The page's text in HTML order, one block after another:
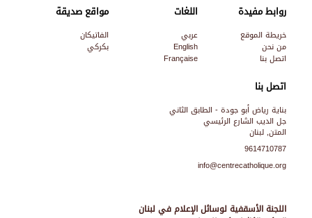
اللجنة الأسقفية لوسائل الإعلام في لبنان
اتصل بنا
بناية رياض أبو جودة - الطابق الثاني
جل الديب الشارع الرئيسي
المتن, لبنان
9614710787
info@centrecatholique.org
روابط مفيدة
خريطة الموقع
من نحن
اتصل بنا
اللغات
عربي
English
Française
مواقع صديقة
الفاتيكان
بكركي